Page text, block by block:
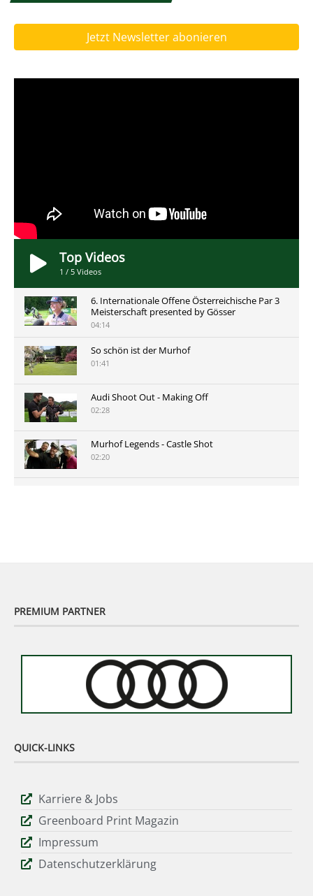
Jetzt Newsletter abonieren
Top Videos
1 / 5 Videos
6. Internationale Offene Österreichische Par 3
Meisterschaft presented by Gösser
04:14
So schön ist der Murhof
01:41
Audi Shoot Out - Making Off
02:28
Murhof Legends - Castle Shot
02:20
PREMIUM PARTNER
QUICK-LINKS
Karriere & Jobs
Greenboard Print Magazin
Impressum
Datenschutzerklärung